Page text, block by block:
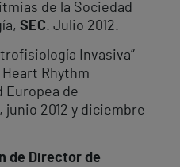
de la Sociedad
SEC. Julio 2012.
Invasiva”
Rhythm
Europea de
, junio 2012 y diciembre
de Director de